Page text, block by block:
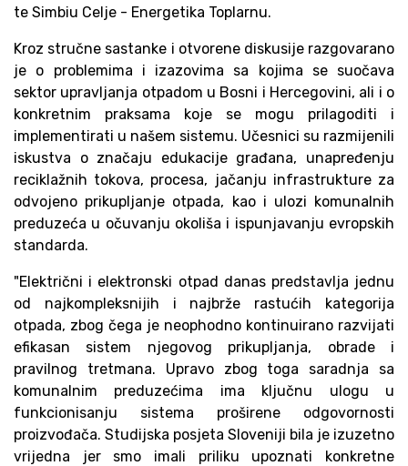
te Simbiu Celje - Energetika Toplarnu.
Kroz stručne sastanke i otvorene diskusije razgovarano
je o problemima i izazovima sa kojima se suočava
sektor upravljanja otpadom u Bosni i Hercegovini, ali i o
konkretnim praksama koje se mogu prilagoditi i
implementirati u našem sistemu. Učesnici su razmijenili
iskustva o značaju edukacije građana, unapređenju
reciklažnih tokova, procesa, jačanju infrastrukture za
odvojeno prikupljanje otpada, kao i ulozi komunalnih
preduzeća u očuvanju okoliša i ispunjavanju evropskih
standarda.
"Električni i elektronski otpad danas predstavlja jednu
od najkompleksnijih i najbrže rastućih kategorija
otpada, zbog čega je neophodno kontinuirano razvijati
efikasan sistem njegovog prikupljanja, obrade i
pravilnog tretmana. Upravo zbog toga saradnja sa
komunalnim preduzećima ima ključnu ulogu u
funkcionisanju sistema proširene odgovornosti
proizvođača. Studijska posjeta Sloveniji bila je izuzetno
vrijedna jer smo imali priliku upoznati konkretne